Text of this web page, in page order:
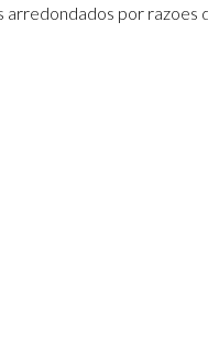
por razoes